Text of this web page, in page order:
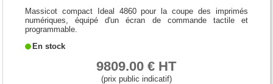
Massicot compact Ideal 4860 pour la coupe des imprimés
numériques, équipé d'un écran de commande tactile et
programmable.
En stock
9809.00 € HT
(prix public indicatif)